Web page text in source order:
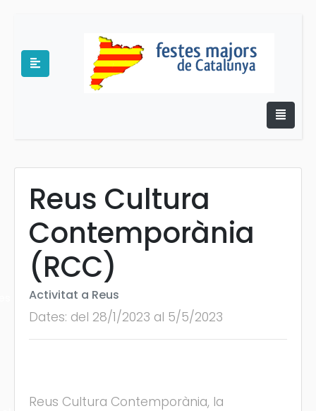
Reus Cultura
Contemporània
(RCC)
Activitat a Reus
Dates: del 28/1/2023 al 5/5/2023
Reus Cultura Contemporània, la